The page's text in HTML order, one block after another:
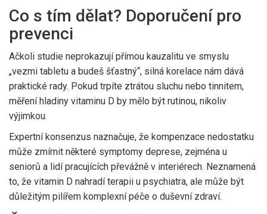
Co s tím dělat? Doporučení pro
prevenci
Ačkoli studie neprokazují přímou kauzalitu ve smyslu
„vezmi tabletu a budeš šťastný“, silná korelace nám dává
praktické rady. Pokud trpíte ztrátou sluchu nebo tinnitem,
měření hladiny vitaminu D by mělo být rutinou, nikoliv
výjimkou.
Expertní konsenzus naznačuje, že kompenzace nedostatku
může zmírnit některé symptomy deprese, zejména u
seniorů a lidí pracujících převážně v interiérech. Neznamená
to, že vitamin D nahradí terapii u psychiatra, ale může být
důležitým pilířem komplexní péče o duševní zdraví.